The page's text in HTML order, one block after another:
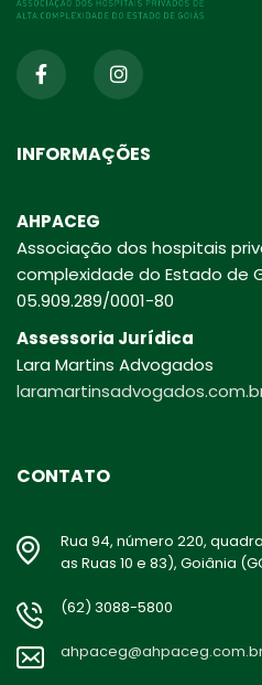
INFORMAÇÕES
AHPACEG
Associação dos hospitais
complexidade do Estado de
05.909.289/0001-80
Assessoria Jurídica
Lara Martins Advogados
CONTATO
Rua 94, número 220,
as Ruas 10 e 83), Goiânia
(62) 3088-5800